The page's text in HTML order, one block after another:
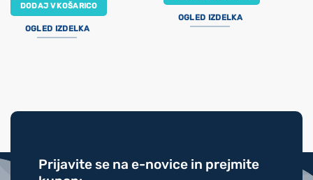
DODAJ V KOŠARICO
OGLED IZDELKA
OGLED IZDELKA
Prijavite se na e-novice in prejmite